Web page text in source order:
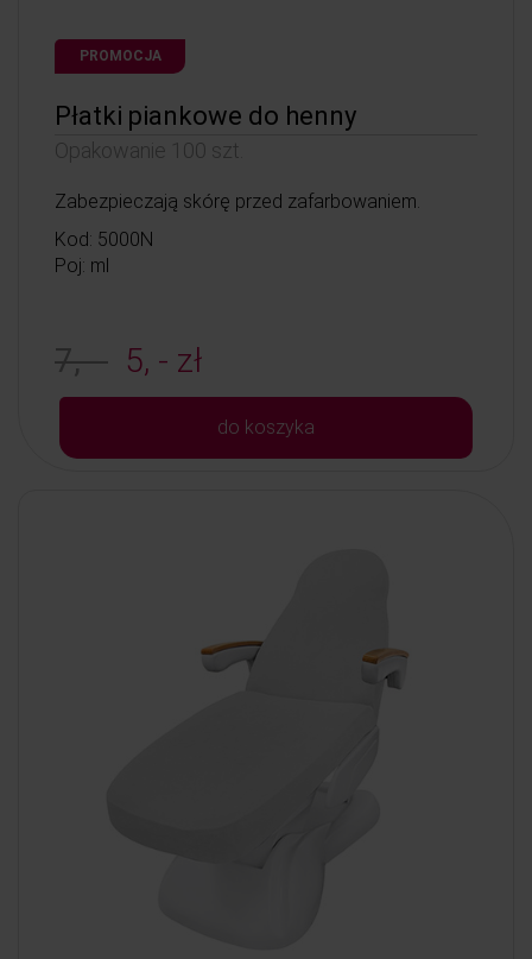
PROMOCJA
Płatki piankowe do henny
Opakowanie 100 szt.
Zabezpieczają skórę przed zafarbowaniem.
Kod: 5000N
Poj: ml
7, - 5, - zł
do koszyka